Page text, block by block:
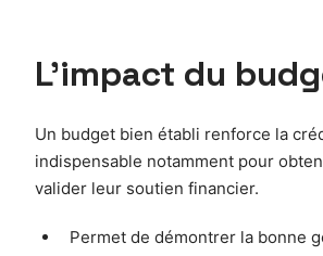
L’impact du
Un budget bien établi renforce la
indispensable notamment pour
valider leur soutien financier.
Permet de démontrer la bonne